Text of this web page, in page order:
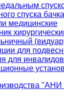
спуска бачка
медицинские
для
для инвалидов
"АНИ